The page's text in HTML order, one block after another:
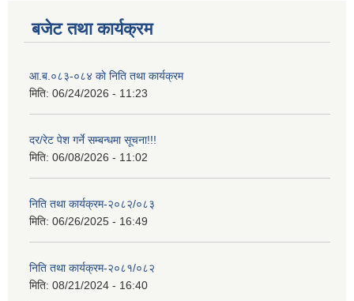
बजेट तथा कार्यक्रम
आ.ब.०८३-०८४ काे निति तथा कार्यक्रम
मिति: 06/24/2026 - 11:23
दर/रेट पेश गर्ने सम्बन्धमा सूचना!!!
मिति: 06/08/2026 - 11:02
निति तथा कार्यक्रम-२०८२/०८३
मिति: 06/26/2025 - 16:49
निति तथा कार्यक्रम-२०८१/०८२
मिति: 08/21/2024 - 16:40